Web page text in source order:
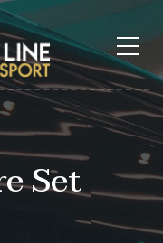
Set